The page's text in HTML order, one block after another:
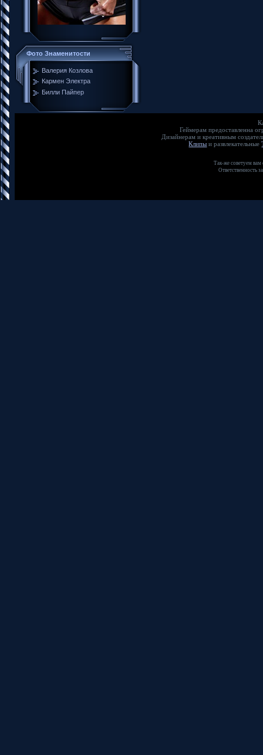
Фото Знаменитости
Валерия Козлова
Кармен Электра
Билли Пайпер
Геймерам предоставленна
Дизайнерам и креативным
Клипы и развлекательные
Так-же советуем
Ответственность